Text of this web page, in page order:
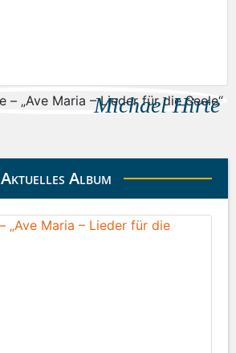
Michael Hirte
Aktuelles Album